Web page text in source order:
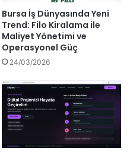
Bursa İş Dünyasında Yeni
Trend: Filo Kiralama ile
Maliyet Yönetimi ve
Operasyonel Güç
24/03/2026